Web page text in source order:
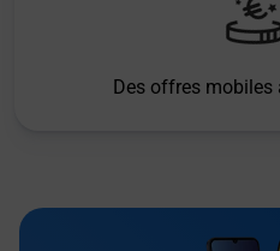
Des offres